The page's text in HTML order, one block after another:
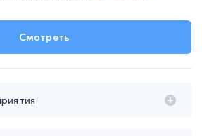
Смотреть